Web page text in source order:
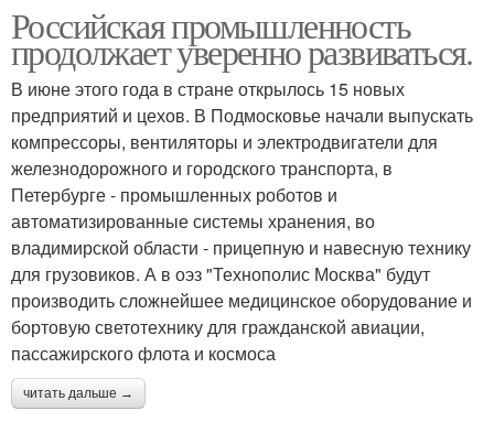
Российская промышленность
продолжает уверенно развиваться.
В июне этого года в стране открылось 15 новых
предприятий и цехов. В Подмосковье начали выпускать
компрессоры, вентиляторы и электродвигатели для
железнодорожного и городского транспорта, в
Петербурге - промышленных роботов и
автоматизированные системы хранения, во
владимирской области - прицепную и навесную технику
для грузовиков. А в оэз "Технополис Москва" будут
производить сложнейшее медицинское оборудование и
бортовую светотехнику для гражданской авиации,
пассажирского флота и космоса
читать дальше →